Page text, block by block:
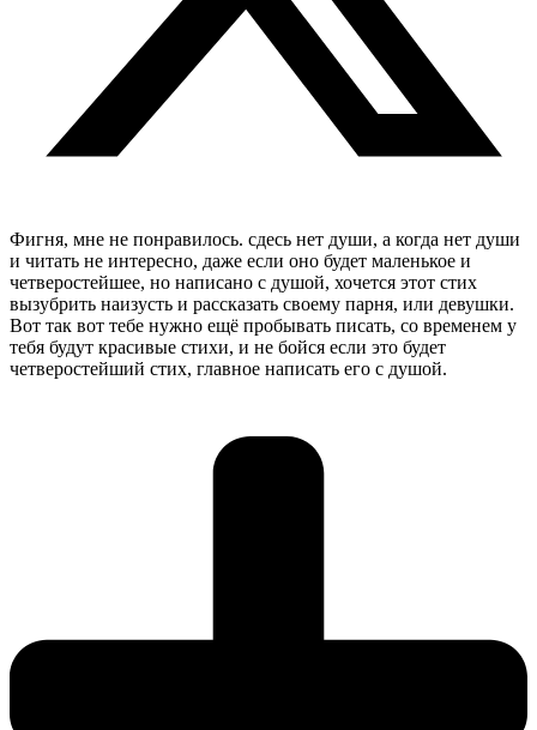
Фигня, мне не понравилось. сдесь нет души, а когда нет души
и читать не интересно, даже если оно будет маленькое и
четверостейшее, но написано с душой, хочется этот стих
вызубрить наизусть и рассказать своему парня, или девушки.
Вот так вот тебе нужно ещё пробывать писать, со временем у
тебя будут красивые стихи, и не бойся если это будет
четверостейший стих, главное написать его с душой.